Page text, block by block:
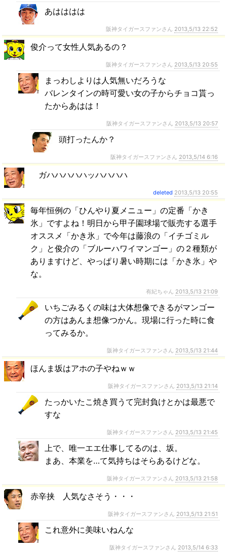
あはははは
阪神タイガースファンさん 2013,5/13 22:52
俊介って女性人気あるの？
阪神タイガースファンさん 2013,5/13 20:55
まっわしよりは人気無いだろうな
バレンタインの時可愛い女の子からチョコ貰っ
たからあはは！
阪神タイガースファンさん 2013,5/13 20:57
頭打ったんか？
阪神タイガースファンさん 2013,5/14 6:16
ガハハハハハッハハハハ
deleted 2013,5/13 20:55
毎年恒例の「ひんやり夏メニュー」の定番「かき
氷」ですよね！明日から甲子園球場で販売する選手
オススメ「かき氷」で今年は藤浪の「イチゴミル
ク」と俊介の「ブルーハワイマンゴー」の２種類が
ありますけど、やっぱり暑い時期には「かき氷」や
な。
有紀ちゃん 2013,5/13 21:09
いちごみるくの味は大体想像できるがマンゴー
の方はあんま想像つかん。現場に行った時に食
ってみるか。
阪神タイガースファンさん 2013,5/13 21:44
ほんま坂はアホの子やねｗｗ
阪神タイガースファンさん 2013,5/13 21:14
たっかいたこ焼き買うて完封負けとかは最悪で
すな
阪神タイガースファンさん 2013,5/13 21:45
上で、唯一エエ仕事してるのは、坂。
まあ、本業を…て気持ちはそらあるけどな。
阪神タイガースファンさん 2013,5/13 21:58
赤辛挟 人気なさそう・・・
阪神タイガースファンさん 2013,5/13 21:51
これ意外に美味いねんな
阪神タイガースファンさん 2013,5/14 6:33